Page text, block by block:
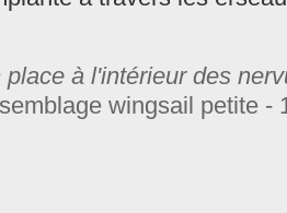
à l'intérieur des
wingsail petite -